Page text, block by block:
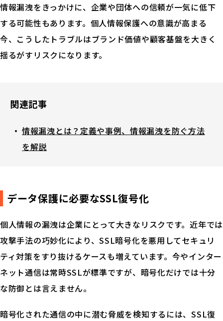
情報漏洩をきっかけに、企業や団体への信頼が一気に低下
する可能性もあります。個人情報保護への意識が高まる
今、こうしたトラブルはブランド価値や顧客基盤を大きく
揺るがすリスクになります。
関連記事
情報漏洩とは？定義や事例、情報漏洩を防ぐ方法
を解説
データ保護に必要なSSL復号化
個人情報の漏洩は企業にとって大きなリスクです。近年では
攻撃手法の巧妙化により、SSL暗号化を悪用してセキュリ
ティ対策をすり抜けるケースも増えています。今やインター
ネット通信は常時SSLが標準ですが、暗号化だけでは十分
な防御とは言えません。
暗号化された通信の中に潜む脅威を検知するには、SSL復